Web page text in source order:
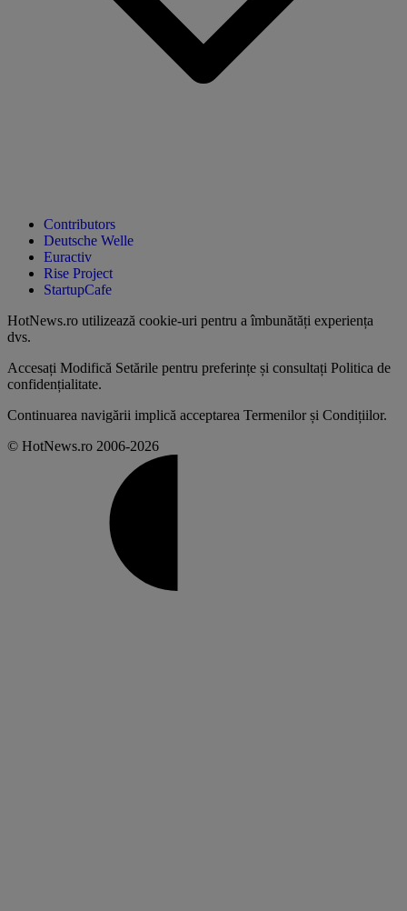
Contributors
Deutsche Welle
Euractiv
Rise Project
StartupCafe
HotNews.ro utilizează cookie-uri pentru a îmbunătăți experiența
dvs.
Accesați Modifică Setările pentru preferințe și consultați Politica de
confidențialitate.
Continuarea navigării implică acceptarea Termenilor și Condițiilor.
© HotNews.ro 2006-2026